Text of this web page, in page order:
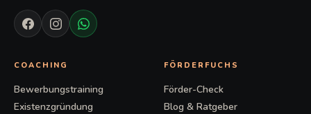
COACHING
Bewerbungstraining
Existenzgründung
FÖRDERFUCHS
Förder-Check
Blog & Ratgeber